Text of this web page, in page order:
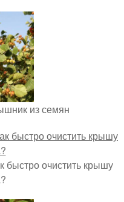
из семян
быстро очистить крышу